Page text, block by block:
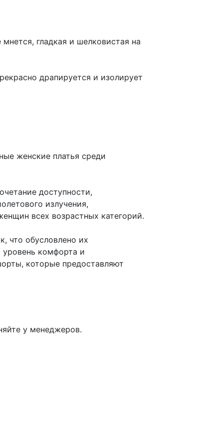
гладкая и шелковистая на
драпируется и изолирует
женские платья среди
доступности,
излучения,
всех возрастных категорий.
что обусловлено их
комфорта и
которые предоставляют
у менеджеров.